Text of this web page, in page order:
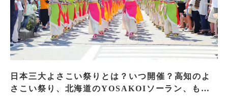
日本三大よさこい祭りとは？いつ開催？高知のよ
さこい祭り、北海道のYOSAKOIソーラン、もう